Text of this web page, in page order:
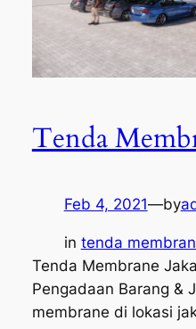
Tenda
Feb 4, 2021—by
in tenda
Tenda Membrane
Pengadaan Barang &
membrane di lokasi